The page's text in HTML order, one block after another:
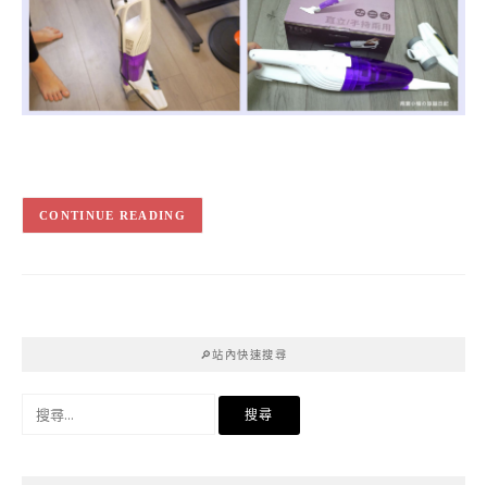
CONTINUE READING
🔎站內快速搜尋